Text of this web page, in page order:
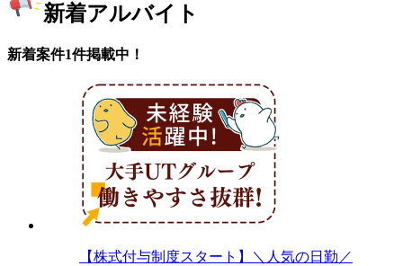
新着アルバイト
新着案件1件掲載中！
【株式付与制度スタート】＼人気の日勤／